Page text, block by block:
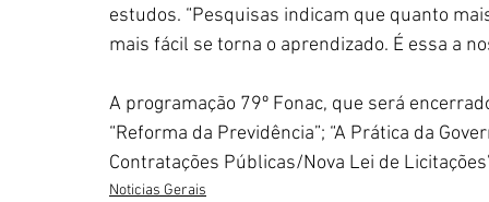
estudos. “Pesquisas indicam que quanto
mais fácil se torna o aprendizado. É essa a
A programação 79º Fonac, que será
“Reforma da Previdência”; “A Prática da
Contratações Públicas/Nova Lei de
Noticias Gerais